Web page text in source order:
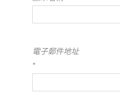
電子郵件地址
*